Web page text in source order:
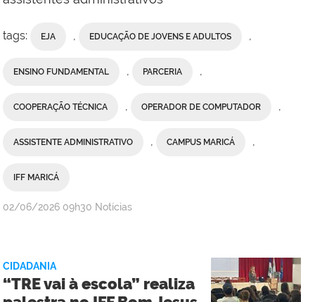
tags: EJA EDUCAÇÃO DE JOVENS E ADULTOS
ENSINO FUNDAMENTAL PARCERIA
COOPERAÇÃO TÉCNICA OPERADOR DE COMPUTADOR
ASSISTENTE ADMINISTRATIVO CAMPUS MARICÁ
IFF MARICÁ
por
da
Comunicação
publicado
02/06/2026 09h30 Notícias
CIDADANIA
“TRE vai à escola” realiza